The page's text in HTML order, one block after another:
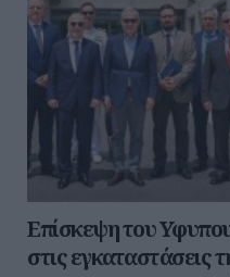
Επίσκεψη του
στις